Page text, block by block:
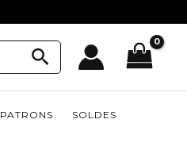
Recherche
PATRONS SOLDES